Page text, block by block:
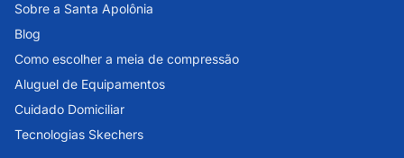
Sobre a Santa Apolônia
Blog
Como escolher a meia de compressão
Aluguel de Equipamentos
Cuidado Domiciliar
Tecnologias Skechers